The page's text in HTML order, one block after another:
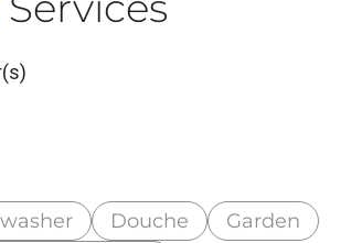
Douche
Garden